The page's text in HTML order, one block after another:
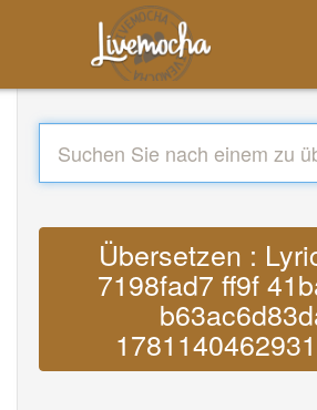
Übersetzen :
7198fad7 ff9f